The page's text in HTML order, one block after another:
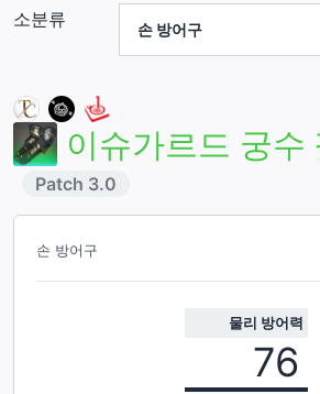
소분류
이슈가르드 궁수
Patch 3.0
손 방어구
물리 방어력
76